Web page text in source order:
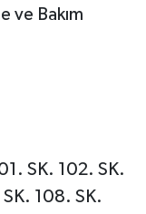
ve Bakım
SK. 102. SK.
108. SK.